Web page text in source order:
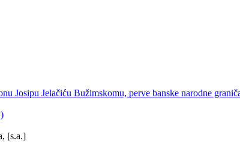
Josipu Jelačiću Bužimskomu, perve banske narodne
[s.a.]